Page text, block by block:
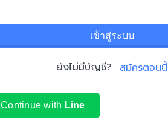
เข้าสู่ระบบ
ยังไม่มีบัญชี? สมัครตอนนี้
Continue with Line